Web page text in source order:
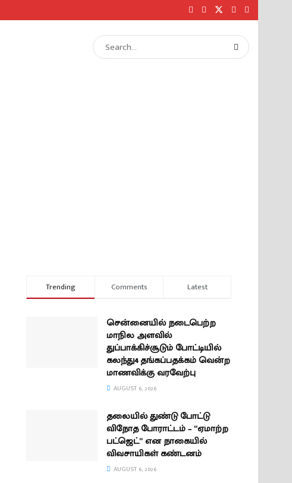
Trending Comments Latest
சென்னையில் நடைபெற்ற
மாநில அளவில்
துப்பாக்கிச்சூடும் போட்டியில்
கலந்து4 தங்கப்பதக்கம் வென்ற
மாணவிக்கு வரவேற்பு
AUGUST 6, 2026
தலையில் துண்டு போட்டு
விநோத போராட்டம் – “ஏமாற்ற
பட்ஜெட்” என நாகையில்
விவசாயிகள் கண்டனம்
AUGUST 6, 2026